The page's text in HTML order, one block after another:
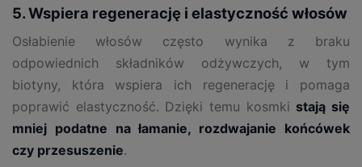
5. Wspiera regenerację i elastyczność włosów
Osłabienie włosów często wynika z braku
odpowiednich składników odżywczych, w tym
biotyny, która wspiera ich regenerację i pomaga
poprawić elastyczność. Dzięki temu kosmki stają się
mniej podatne na łamanie, rozdwajanie końcówek
czy przesuszenie.